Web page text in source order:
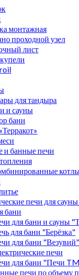
монтажная
проходной узел
лист
для тандыра
и сауны
бани
и банные печи
печи для
бани
для бани и сауны
для бани "Берёзка"
для бани "Везувий"
печи
для бани "Печи
печи по объему